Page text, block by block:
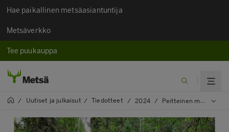
Hae paikallinen metsäasiantuntija
Metsäverkko
Tee puukauppa
/ Uutiset ja julkaisut​ / Tiedotteet / 2024 / Peitteinen metsänkasvatus rehevien turvemaiden käytännöksi Metsä Group Plus -hoitomallissa